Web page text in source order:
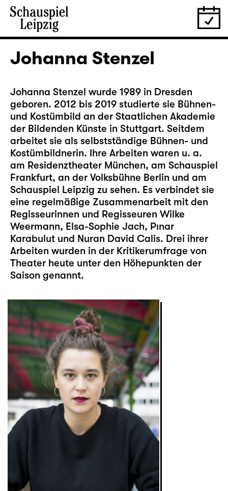
Johanna Stenzel
Johanna Stenzel wurde 1989 in Dresden
geboren. 2012 bis 2019 studierte sie Bühnen-
und Kostümbild an der Staatlichen Akademie
der Bildenden Künste in Stuttgart. Seitdem
arbeitet sie als selbstständige Bühnen- und
Kostümbildnerin. Ihre Arbeiten waren u. a.
am Residenztheater München, am Schauspiel
Frankfurt, an der Volksbühne Berlin und am
Schauspiel Leipzig zu sehen. Es verbindet sie
eine regelmäßige Zusammenarbeit mit den
Regisseurinnen und Regisseuren Wilke
Weermann, Elsa-Sophie Jach, Pınar
Karabulut und Nuran David Calis. Drei ihrer
Arbeiten wurden in der Kritikerumfrage von
Theater heute unter den Höhepunkten der
Saison genannt.